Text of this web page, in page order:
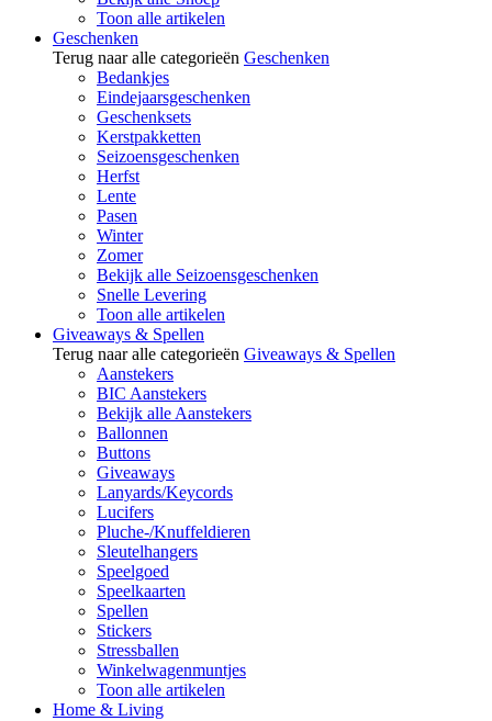
Toon alle artikelen
Geschenken
Terug naar alle categorieën Geschenken
Bedankjes
Eindejaarsgeschenken
Geschenksets
Kerstpakketten
Seizoensgeschenken
Herfst
Lente
Pasen
Winter
Zomer
Bekijk alle Seizoensgeschenken
Snelle Levering
Toon alle artikelen
Giveaways & Spellen
Terug naar alle categorieën Giveaways & Spellen
Aanstekers
BIC Aanstekers
Bekijk alle Aanstekers
Ballonnen
Buttons
Giveaways
Lanyards/Keycords
Lucifers
Pluche-/Knuffeldieren
Sleutelhangers
Speelgoed
Speelkaarten
Spellen
Stickers
Stressballen
Winkelwagenmuntjes
Toon alle artikelen
Home & Living